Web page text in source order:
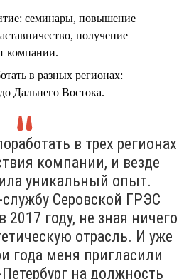
семинары, повышение
получение
компании.
в разных регионах:
Дальнего Востока.
в трех регионах
компании, и везде
уникальный опыт.
службу Серовской ГРЭС
2017 году, не зная ничего
отрасль. И уже
года меня пригласили
на должность